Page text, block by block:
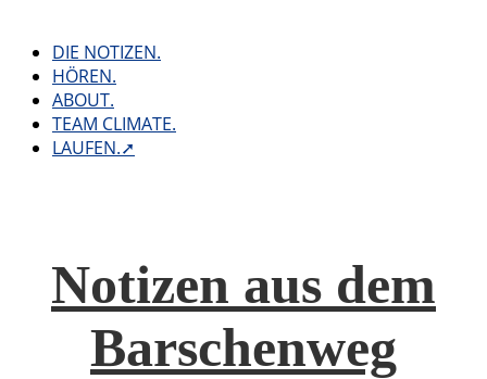
contentDIE NOTIZEN.
HÖREN.
ABOUT.
TEAM CLIMATE.
LAUFEN.➚
Notizen aus dem
Barschenweg